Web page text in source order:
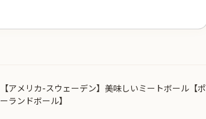
【アメリカ-スウェーデン】美味しいミートボール【ポ
ーランドボール】